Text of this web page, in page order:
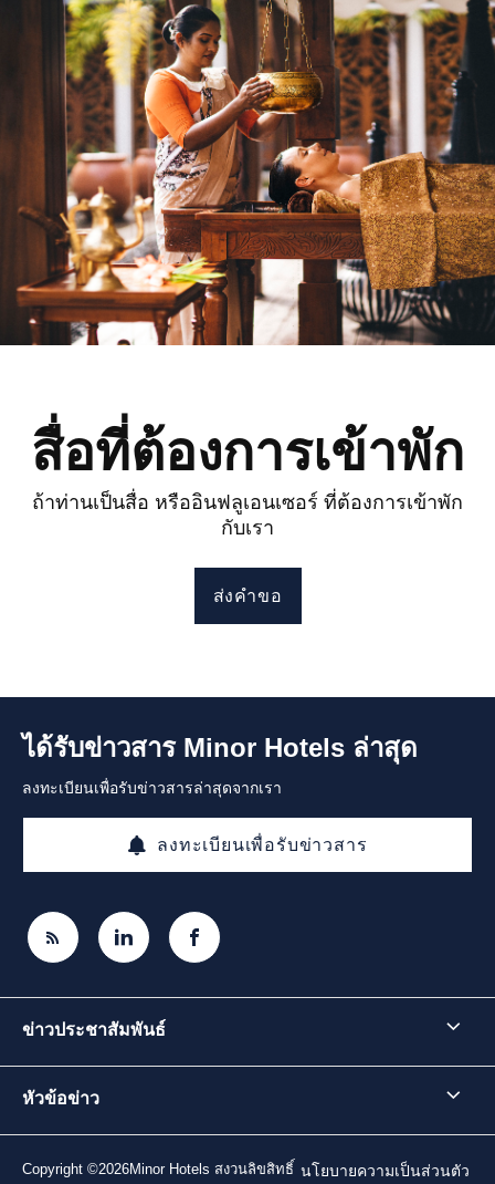
สื่อที่ต้องการเข้าพัก
ถ้าท่านเป็นสื่อ หรืออินฟลูเอนเซอร์ ที่ต้องการเข้าพัก
กับเรา
ส่งคำขอ
ได้รับข่าวสาร Minor Hotels ล่าสุด
ลงทะเบียนเพื่อรับข่าวสารล่าสุดจากเรา
ลงทะเบียนเพื่อรับข่าวสาร
ข่าวประชาสัมพันธ์
หัวข้อข่าว
Copyright ©2026Minor Hotels สงวนลิขสิทธิ์ นโยบายความเป็นส่วนตัว